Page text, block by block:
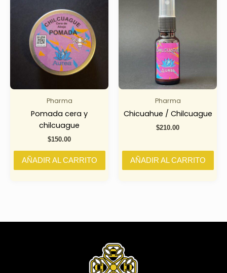
Pharma
Pomada cera y
chilcuague
$150.00
AÑADIR AL CARRITO
Pharma
Chicuahue / Chilcuague
$210.00
AÑADIR AL CARRITO